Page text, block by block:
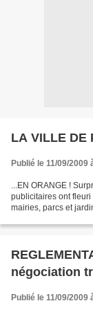
LA VILLE DE
Publié le 11/09/2009
...EN ORANGE !
publicitaires ont
mairies, parcs et
négociation
Publié le 11/09/2009